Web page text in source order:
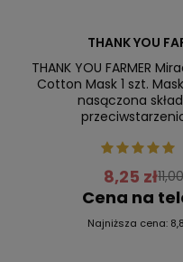
THANK YOU
THANK YOU FARMER
Cotton Mask 1 szt.
nasączona
8,25 zł
Cena na
Najniższa cena: